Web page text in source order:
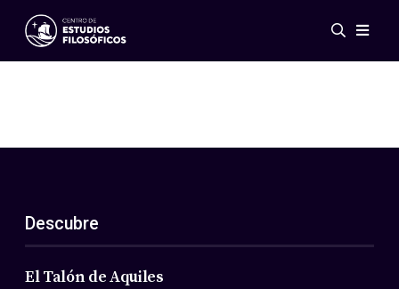
Eventos
ES
EN
Acerca de nosotros
Miembros
Descubre
El Talón de Aquiles